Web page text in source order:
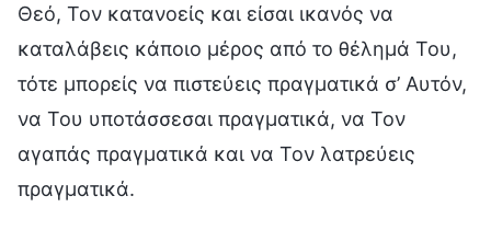
Θεό, Τον κατανοείς και είσαι ικανός να
καταλάβεις κάποιο μέρος από το θέλημά Του,
τότε μπορείς να πιστεύεις πραγματικά σ’ Αυτόν,
να Του υποτάσσεσαι πραγματικά, να Τον
αγαπάς πραγματικά και να Τον λατρεύεις
πραγματικά.